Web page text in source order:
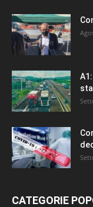
CATEGORIE